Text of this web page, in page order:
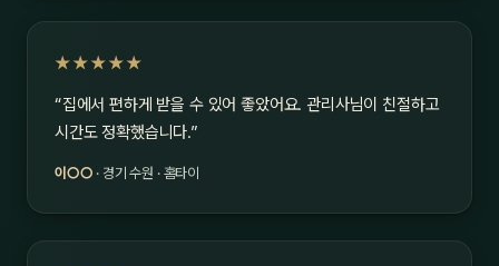
★★★★★
“집에서 편하게 받을 수 있어 좋았어요. 관리사님이 친절하고
시간도 정확했습니다.”
이○○ · 경기 수원 · 홈타이